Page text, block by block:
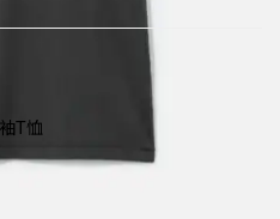
T恤